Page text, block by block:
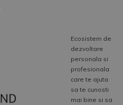
Ecosistem de
dezvoltare
personala si
profesionala
care te ajuta
sa te cunosti
mai bine si sa